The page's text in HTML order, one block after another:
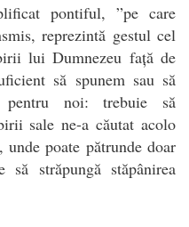
pontiful, ”pe care
reprezintă gestul cel
lui Dumnezeu față de
să spunem sau să
noi: trebuie să
sale ne-a căutat acolo
poate pătrunde doar
străpungă stăpânirea